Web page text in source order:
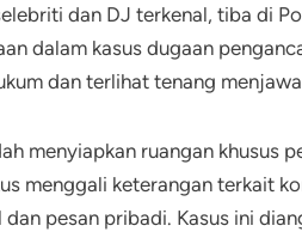
dan DJ terkenal, tiba di
dalam kasus dugaan
dan terlihat tenang
menyiapkan ruangan khusus
menggali keterangan terkait
dan pesan pribadi. Kasus ini